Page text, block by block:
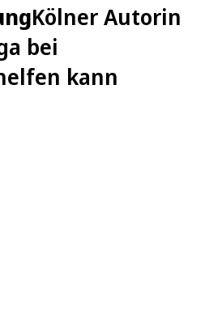
Kölner Autorin
bei
kann